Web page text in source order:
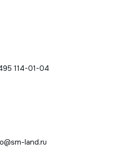
114-01-04
land.ru